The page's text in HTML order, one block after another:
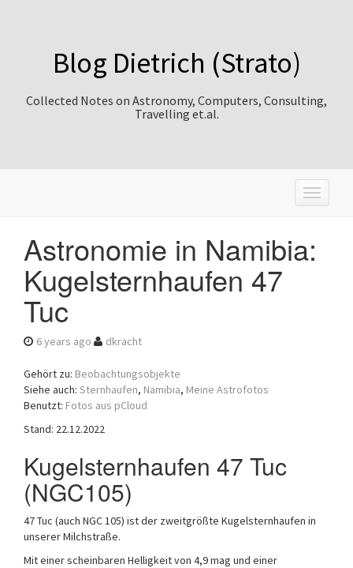
Blog Dietrich (Strato)
Collected Notes on Astronomy, Computers, Consulting,
Travelling et.al.
T
o
l
Astronomie in Namibia:
Kugelsternhaufen 47
Tuc
6 years ago dkracht
Gehört zu: Beobachtungsobjekte
Siehe auch: Sternhaufen, Namibia, Meine Astrofotos
Benutzt: Fotos aus pCloud
Stand: 22.12.2022
Kugelsternhaufen 47 Tuc
(NGC105)
47 Tuc (auch NGC 105) ist der zweitgrößte Kugelsternhaufen in
unserer Milchstraße.
Mit einer scheinbaren Helligkeit von 4,9 mag und einer